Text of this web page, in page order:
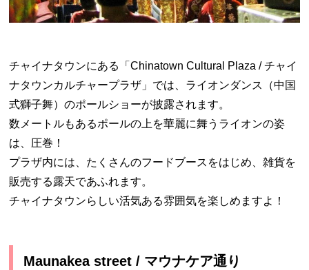
チャイナタウンにある「Chinatown Cultural Plaza / チャイ
ナタウンカルチャープラザ」では、ライオンダンス（中国
式獅子舞）のポールショーが披露されます。
数メートルもあるポールの上を華麗に舞うライオンの姿
は、圧巻！
プラザ内には、たくさんのフードブースをはじめ、雑貨を
販売する露天であふれます。
チャイナタウンらしい活気ある雰囲気を楽しめますよ！
Maunakea street / マウナケア通り